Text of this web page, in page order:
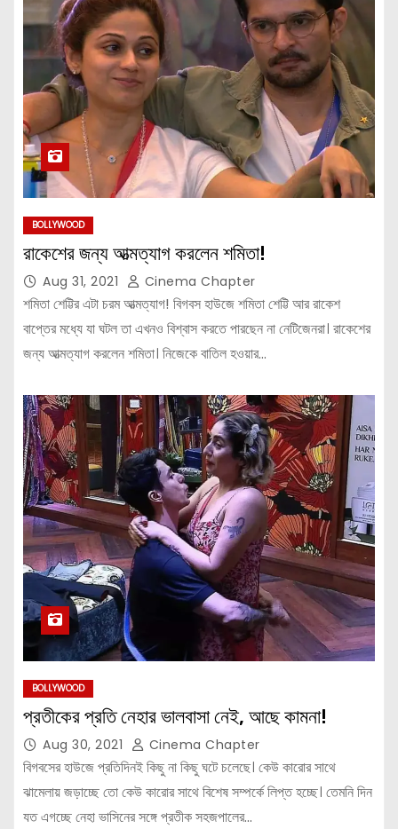
BOLLYWOOD
রাকেশের জন্য আত্মত্যাগ করলেন শমিতা!
Aug 31, 2021 Cinema Chapter
শমিতা শেট্টির এটা চরম আত্মত্যাগ! বিগবস হাউজে শমিতা শেট্টি আর রাকেশ
বাপ্তের মধ্যে যা ঘটল তা এখনও বিশ্বাস করতে পারছেন না নেটিজেনরা। রাকেশের
জন্য আত্মত্যাগ করলেন শমিতা। নিজেকে বাতিল হওয়ার…
BOLLYWOOD
প্রতীকের প্রতি নেহার ভালবাসা নেই, আছে কামনা!
Aug 30, 2021 Cinema Chapter
বিগবসের হাউজে প্রতিদিনই কিছু না কিছু ঘটে চলেছে। কেউ কারোর সাথে
ঝামেলায় জড়াচ্ছে তো কেউ কারোর সাথে বিশেষ সম্পর্কে লিপ্ত হচ্ছে। তেমনি দিন
যত এগচ্ছে নেহা ভাসিনের সঙ্গে প্রতীক সহজপালের…